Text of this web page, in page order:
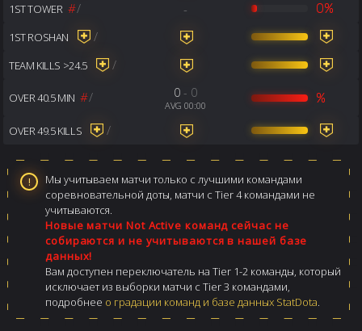
1ST TOWER #/ - 0%
1ST ROSHAN /
TEAM KILLS >24.5 /
OVER 40.5 MIN #/ 0- 0
AVG 00:00 %
OVER 49.5 KILLS /
Мы учитываем матчи только с лучшими командами
соревновательной доты, матчи с Tier 4 командами не
учитываются.
Новые матчи Not Active команд сейчас не
собираются и не учитываются в нашей базе
данных!
Вам доступен переключатель на Tier 1-2 команды, который
исключает из выборки матчи с Tier 3 командами,
подробнее о градации команд и базе данных StatDota.